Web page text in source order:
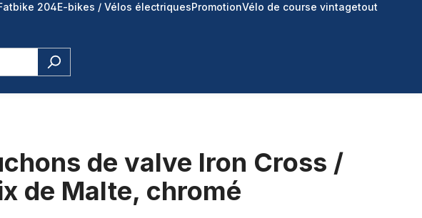
204E-bikes / Vélos électriquesPromotionVélo de course vintagetout
de valve Iron Cross /
de Malte, chromé